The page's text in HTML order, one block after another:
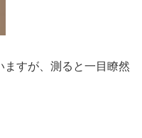
すが、測ると一目瞭然